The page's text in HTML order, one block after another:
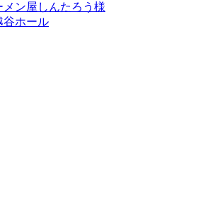
ン屋しんたろう様
谷ホール